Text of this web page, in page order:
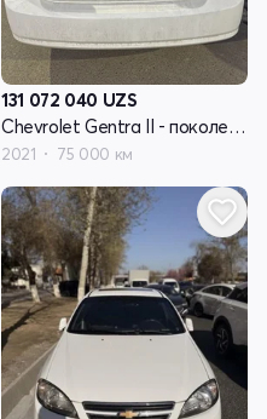
131 072 040 UZS
Chevrolet Gentra II - поколение
2021 75 000 км